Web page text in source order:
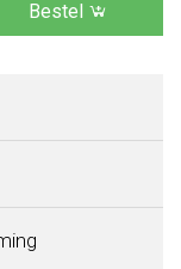
Bestel